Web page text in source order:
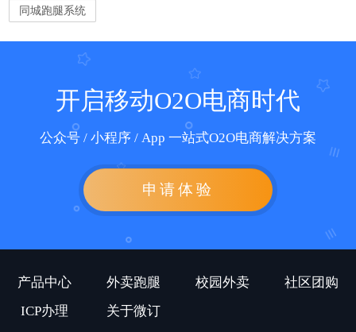
同城跑腿系统
开启移动O2O电商时代
公众号 / 小程序 / App 一站式O2O电商解决方案
申请体验
产品中心 外卖跑腿 校园外卖
社区团购
ICP办理
关于微订